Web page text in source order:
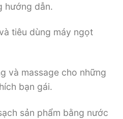
hướng dẫn.
tiêu dùng máy ngọt
và massage cho những
bạn gái.
sản phẩm bằng nước